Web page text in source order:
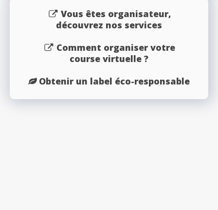
Vous êtes organisateur,
découvrez nos services
Comment organiser votre
course virtuelle ?
Obtenir un label éco-responsable